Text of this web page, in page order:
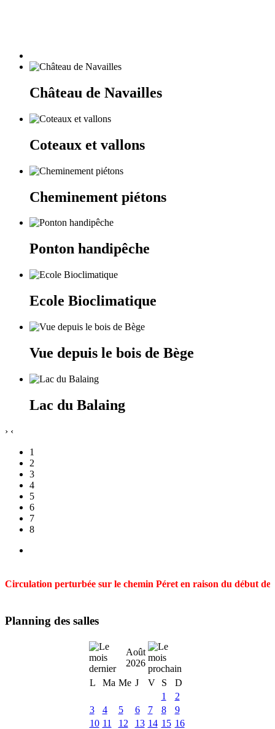
Château de Navailles
Coteaux et vallons
Cheminement piétons
Ponton handipêche
Ecole Bioclimatique
Vue depuis le bois de Bège
Lac du Balaing
› ‹
1
2
3
4
5
6
7
8
Circulation perturbée sur le chemin Péret en raison du début
Planning des salles
Août
2026
L
Ma Me J V S
D
1
2
3
4 5 6 7 8
9
10 11 12 13 14 15 16